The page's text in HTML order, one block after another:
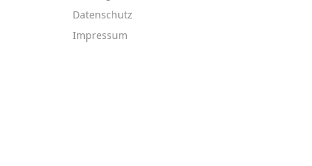
Datenschutz
Impressum